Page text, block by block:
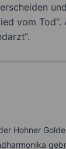
vom
Hohner